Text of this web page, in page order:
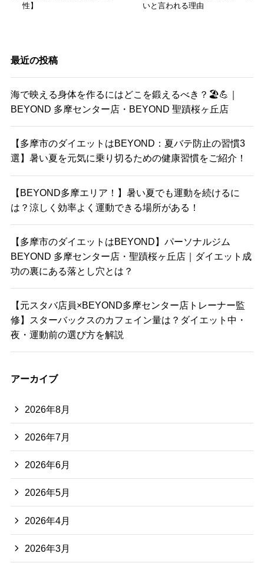
性】
いと言われる理由
最近の投稿
海で映える身体を作るにはどこを鍛えるべき？🏖️💪｜
BEYOND 多摩センター店・BEYOND 聖蹟桜ヶ丘店
【多摩市のダイエットはBEYOND：夏バテ防止の習慣3
選】暑い夏を元気に乗り切るための健康習慣をご紹介！
【BEYOND多摩エリア！】暑い夏でも運動を続けるに
は？涼しく効率よく運動できる場所がある！
【多摩市のダイエットはBEYOND】パーソナルジム
BEYOND 多摩センター店・聖蹟桜ヶ丘店｜ダイエット成
功の裏にある落とし穴とは？
【元スタバ店員×BEYOND多摩センター店トレーナー監
修】スターバックスのカフェイン量は？ダイエット中・
夜・運動前の選び方を解説
アーカイブ
2026年8月
2026年7月
2026年6月
2026年5月
2026年4月
2026年3月